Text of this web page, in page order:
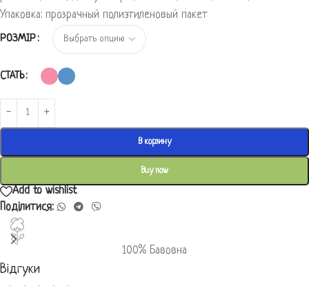
Упаковка: прозрачный полиэтиленовый пакет
РОЗМІР
СТАТЬ
В корзину
Buy now
Add to wishlist
Поділитися:
100% Бавовна
Відгуки